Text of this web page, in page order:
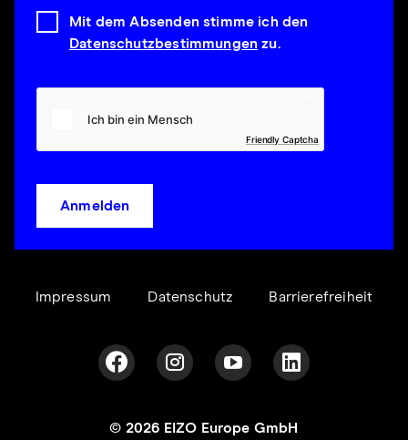
Mit dem Absenden stimme ich den
Datenschutzbestimmungen zu.
Friendly Captcha
Anmelden
Impressum Datenschutz Barrierefreiheit
© 2026 EIZO Europe GmbH